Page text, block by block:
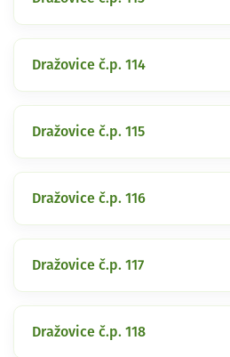
Dražovice č.p. 114
Dražovice č.p. 115
Dražovice č.p. 116
Dražovice č.p. 117
Dražovice č.p. 118